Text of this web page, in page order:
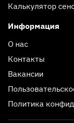
Калькулятор
Информация
О нас
Контакты
Вакансии
Политика